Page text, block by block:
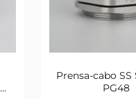
Prensa-cabo SS
PG48